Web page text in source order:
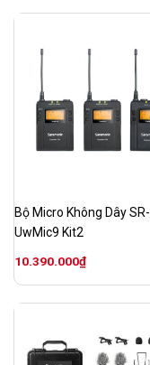
Bộ Micro Không Dây SR-
UwMic9 Kit2
10.390.000₫